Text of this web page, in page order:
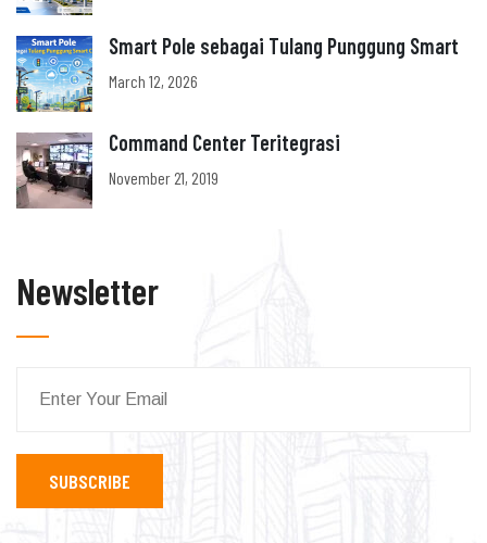
Smart Pole sebagai Tulang Punggung Smart
March 12, 2026
Command Center Teritegrasi
November 21, 2019
Newsletter
SUBSCRIBE